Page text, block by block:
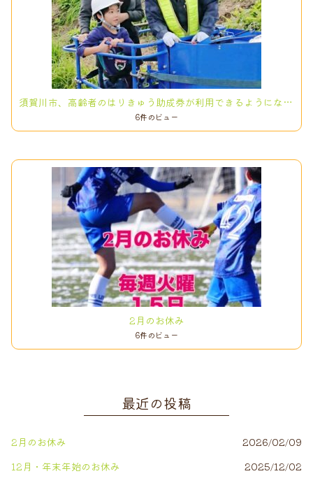
須賀川市、高齢者のはりきゅう助成券が利用できるようになりました！
6件のビュー
2月のお休み
6件のビュー
最近の投稿
2月のお休み
2026/02/09
12月・年末年始のお休み
2025/12/02